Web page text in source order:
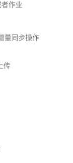
作业
量同步操作
传